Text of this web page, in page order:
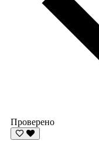
Проверено